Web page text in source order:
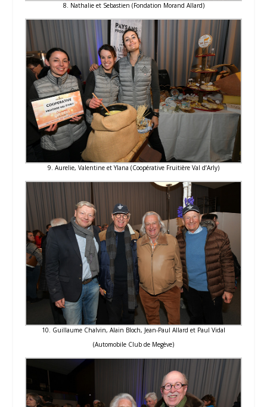
8. Nathalie et Sebastien (Fondation Morand Allard)
9. Aurelie, Valentine et Ylana (Coopérative Fruitière Val d’Arly)
10. Guillaume Chalvin, Alain Bloch, Jean-Paul Allard et Paul Vidal
(Automobile Club de Megève)